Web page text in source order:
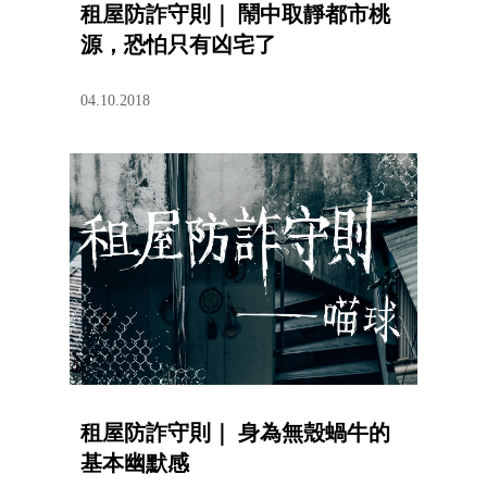
租屋防詐守則｜ 鬧中取靜都市桃
源，恐怕只有凶宅了
04.10.2018
租屋防詐守則｜ 身為無殼蝸牛的
基本幽默感